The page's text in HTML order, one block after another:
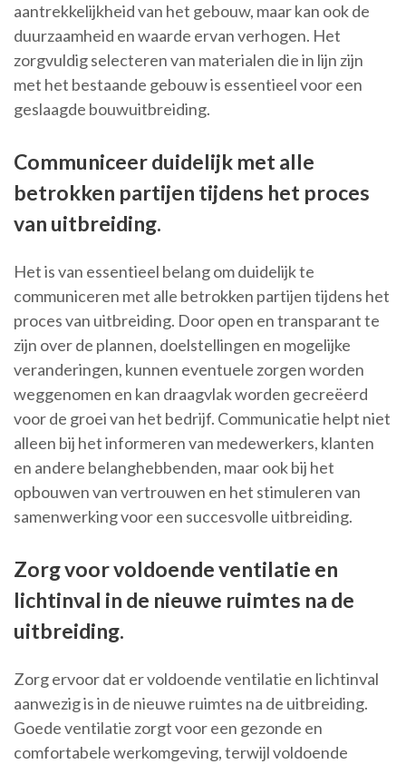
aantrekkelijkheid van het gebouw, maar kan ook de
duurzaamheid en waarde ervan verhogen. Het
zorgvuldig selecteren van materialen die in lijn zijn
met het bestaande gebouw is essentieel voor een
geslaagde bouwuitbreiding.
Communiceer duidelijk met alle
betrokken partijen tijdens het proces
van uitbreiding.
Het is van essentieel belang om duidelijk te
communiceren met alle betrokken partijen tijdens het
proces van uitbreiding. Door open en transparant te
zijn over de plannen, doelstellingen en mogelijke
veranderingen, kunnen eventuele zorgen worden
weggenomen en kan draagvlak worden gecreëerd
voor de groei van het bedrijf. Communicatie helpt niet
alleen bij het informeren van medewerkers, klanten
en andere belanghebbenden, maar ook bij het
opbouwen van vertrouwen en het stimuleren van
samenwerking voor een succesvolle uitbreiding.
Zorg voor voldoende ventilatie en
lichtinval in de nieuwe ruimtes na de
uitbreiding.
Zorg ervoor dat er voldoende ventilatie en lichtinval
aanwezig is in de nieuwe ruimtes na de uitbreiding.
Goede ventilatie zorgt voor een gezonde en
comfortabele werkomgeving, terwijl voldoende